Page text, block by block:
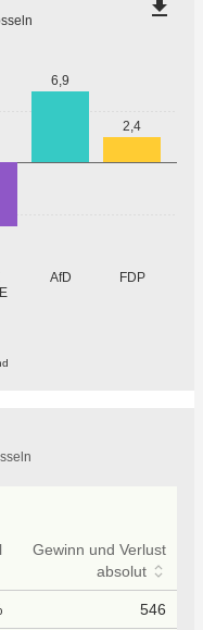
AfD FDP
6,9
2,4
file_download
Gewinn und Verlust
absolut
546